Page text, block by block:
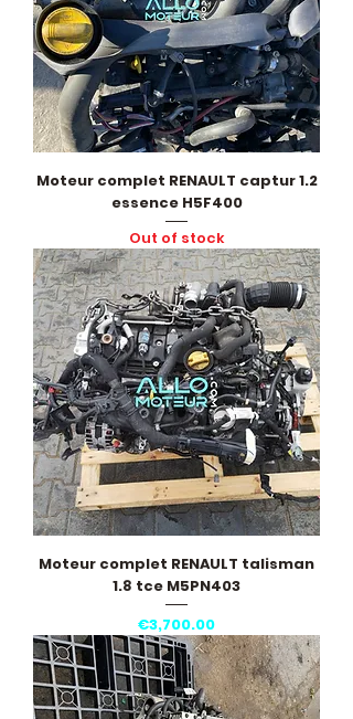
Moteur complet RENAULT captur 1.2
essence H5F400
Out of stock
Moteur complet RENAULT talisman
1.8 tce M5PN403
Price
€3,700.00